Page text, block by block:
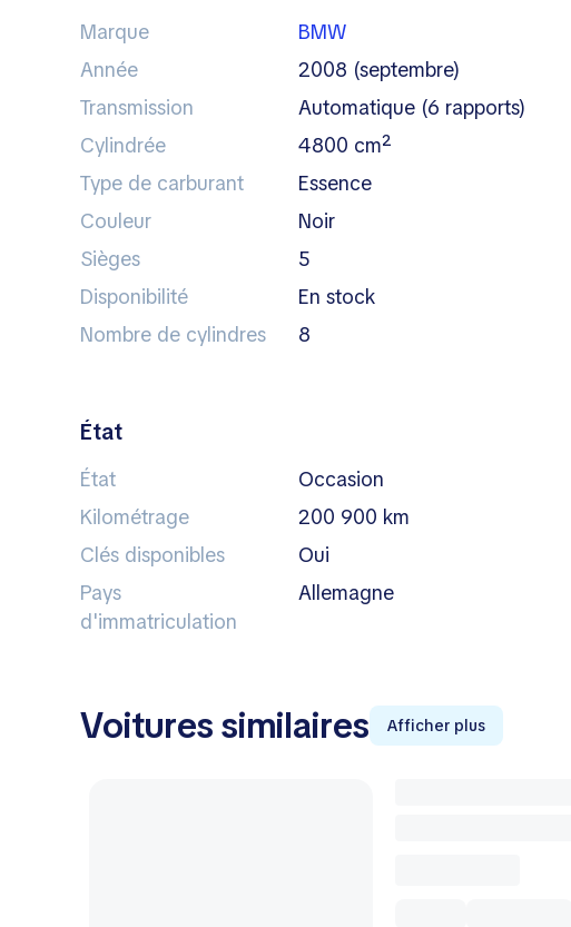
Marque BMW
Année
2008 (septembre)
Transmission
automatique (6 rapports)
Cylindrée
4800 cm²
Type de carburant
essence
Couleur
noir
Sièges
5
Disponibilité
en stock
Nombre de cylindres 8
État
État
Occasion
Kilométrage
200 900 km
Clés disponibles
Oui
Pays
d'immatriculation
Allemagne
Voitures similaires Afficher plus